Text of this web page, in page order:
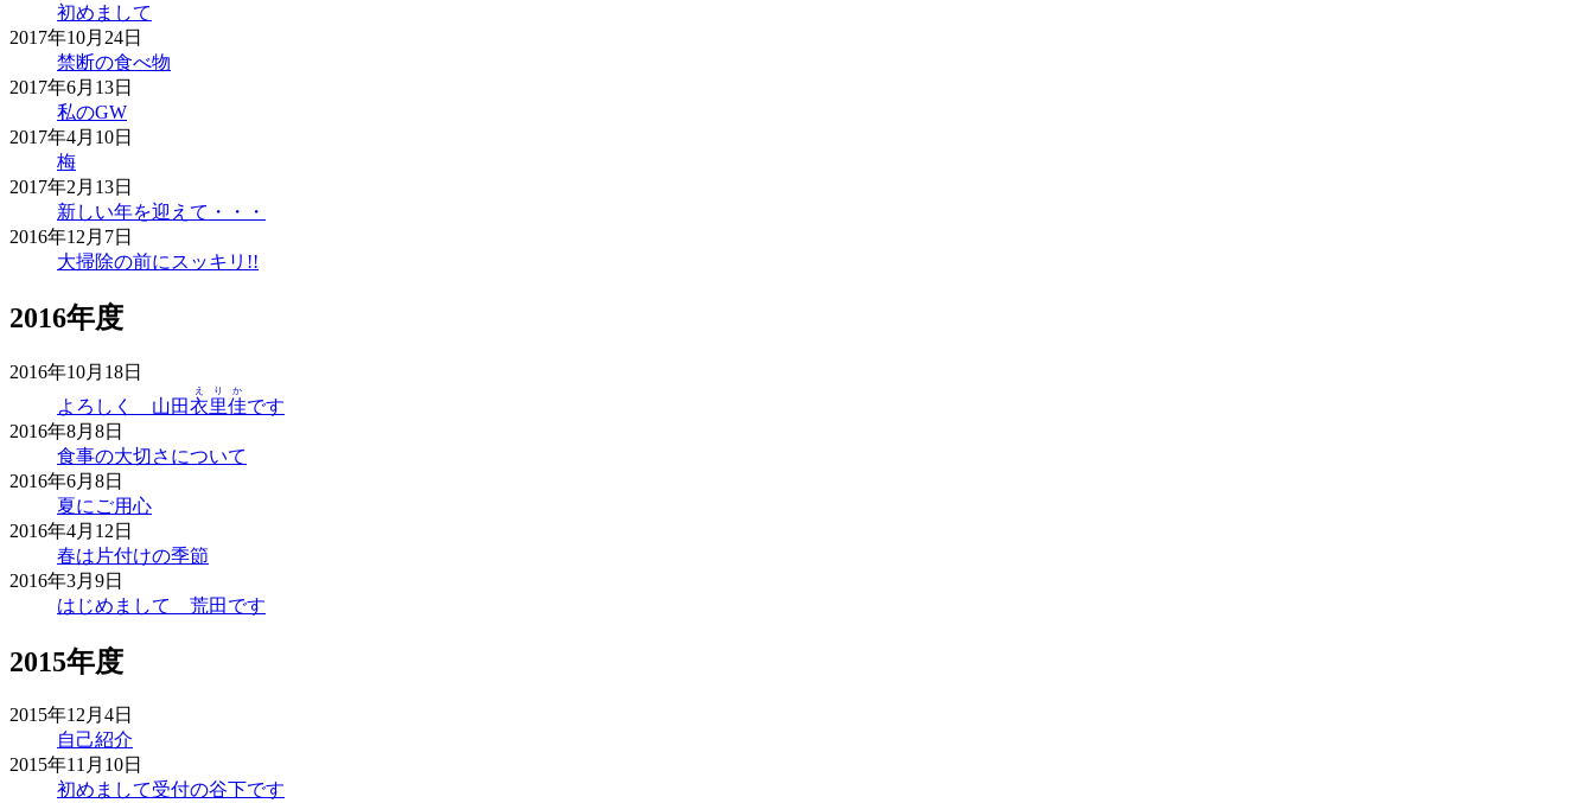
初めまして
2017年10月24日
禁断の食べ物
2017年6月13日
私のGW
2017年4月10日
梅
2017年2月13日
新しい年を迎えて・・・
2016年12月7日
大掃除の前にスッキリ!!
2016年度
2016年10月18日
よろしく 山田衣里佳
えりか
です
2016年8月8日
食事の大切さについて
2016年6月8日
夏にご用心
2016年4月12日
春は片付けの季節
2016年3月9日
はじめまして 荒田です
2015年度
2015年12月4日
自己紹介
2015年11月10日
初めまして受付の谷下です